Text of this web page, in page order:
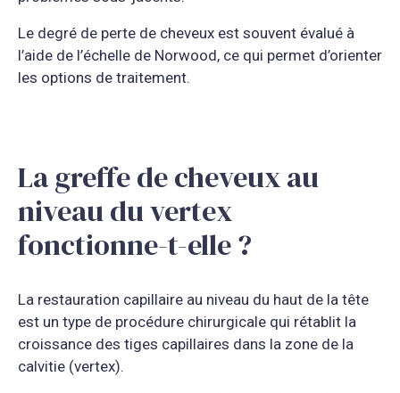
Le degré de perte de cheveux est souvent évalué à
l’aide de l’échelle de Norwood, ce qui permet d’orienter
les options de traitement.
La greffe de cheveux au
niveau du vertex
fonctionne-t-elle ?
La restauration capillaire au niveau du haut de la tête
est un type de procédure chirurgicale qui rétablit la
croissance des tiges capillaires dans la zone de la
calvitie (vertex).